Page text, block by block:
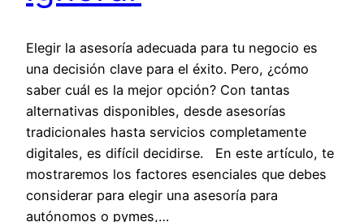
Elegir la asesoría adecuada para tu negocio es
una decisión clave para el éxito. Pero, ¿cómo
saber cuál es la mejor opción? Con tantas
alternativas disponibles, desde asesorías
tradicionales hasta servicios completamente
digitales, es difícil decidirse. En este artículo, te
mostraremos los factores esenciales que debes
considerar para elegir una asesoría para
autónomos o pymes,…